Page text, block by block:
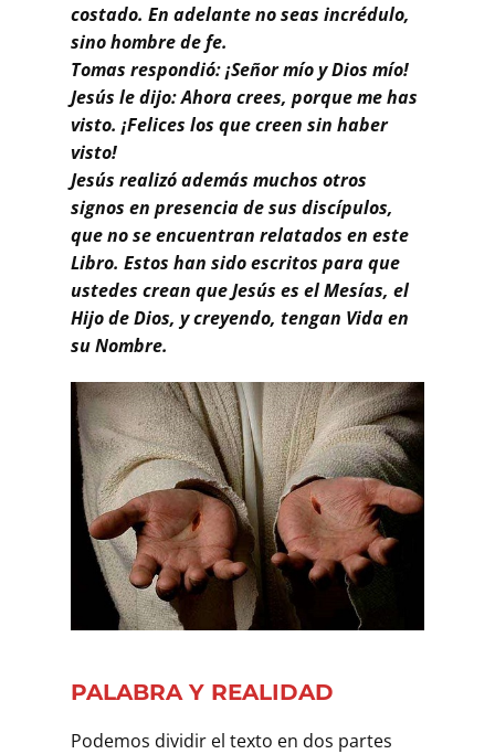
costado. En adelante no seas incrédulo,
sino hombre de fe.
Tomas respondió: ¡Señor mío y Dios mío!
Jesús le dijo: Ahora crees, porque me has
visto. ¡Felices los que creen sin haber
visto!
Jesús realizó además muchos otros
signos en presencia de sus discípulos,
que no se encuentran relatados en este
Libro. Estos han sido escritos para que
ustedes crean que Jesús es el Mesías, el
Hijo de Dios, y creyendo, tengan Vida en
su Nombre.
PALABRA Y REALIDAD
Podemos dividir el texto en dos partes